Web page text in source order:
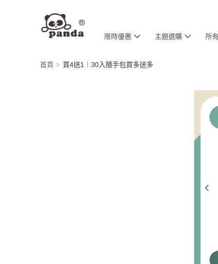
限時優惠 主題選購 所
首頁 買4送1｜30入隨手包買多送多